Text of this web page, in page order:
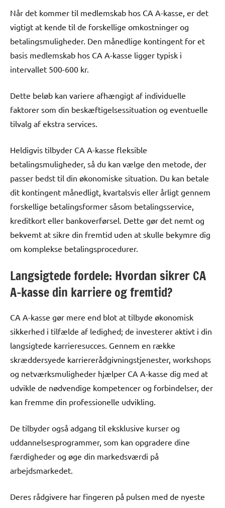
Når det kommer til medlemskab hos CA A-kasse, er det
vigtigt at kende til de forskellige omkostninger og
betalingsmuligheder. Den månedlige kontingent for et
basis medlemskab hos CA A-kasse ligger typisk i
intervallet 500-600 kr.
Dette beløb kan variere afhængigt af individuelle
faktorer som din beskæftigelsessituation og eventuelle
tilvalg af ekstra services.
Heldigvis tilbyder CA A-kasse fleksible
betalingsmuligheder, så du kan vælge den metode, der
passer bedst til din økonomiske situation. Du kan betale
dit kontingent månedligt, kvartalsvis eller årligt gennem
forskellige betalingsformer såsom betalingsservice,
kreditkort eller bankoverførsel. Dette gør det nemt og
bekvemt at sikre din fremtid uden at skulle bekymre dig
om komplekse betalingsprocedurer.
Langsigtede fordele: Hvordan sikrer CA
A-kasse din karriere og fremtid?
CA A-kasse gør mere end blot at tilbyde økonomisk
sikkerhed i tilfælde af ledighed; de investerer aktivt i din
langsigtede karrieresucces. Gennem en række
skræddersyede karriererådgivningstjenester, workshops
og netværksmuligheder hjælper CA A-kasse dig med at
udvikle de nødvendige kompetencer og forbindelser, der
kan fremme din professionelle udvikling.
De tilbyder også adgang til eksklusive kurser og
uddannelsesprogrammer, som kan opgradere dine
færdigheder og øge din markedsværdi på
arbejdsmarkedet.
Deres rådgivere har fingeren på pulsen med de nyeste